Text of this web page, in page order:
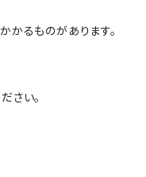
かるものがあります。
さい。